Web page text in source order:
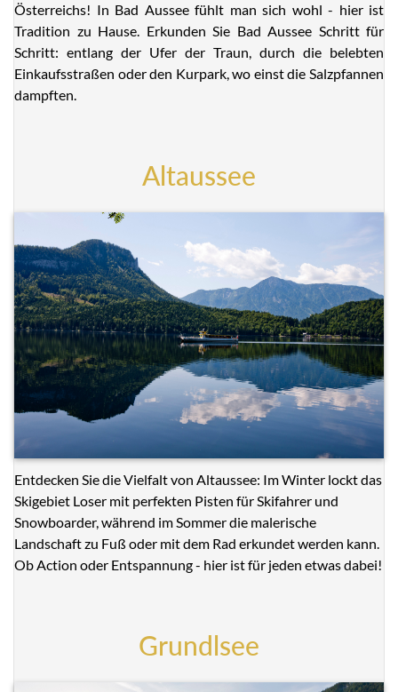
Österreichs! In Bad Aussee fühlt man sich wohl - hier ist
Tradition zu Hause. Erkunden Sie Bad Aussee Schritt für
Schritt: entlang der Ufer der Traun, durch die belebten
Einkaufsstraßen oder den Kurpark, wo einst die Salzpfannen
dampften.
Altaussee
Entdecken Sie die Vielfalt von Altaussee: Im Winter lockt das
Skigebiet Loser mit perfekten Pisten für Skifahrer und
Snowboarder, während im Sommer die malerische
Landschaft zu Fuß oder mit dem Rad erkundet werden kann.
Ob Action oder Entspannung - hier ist für jeden etwas dabei!
Grundlsee